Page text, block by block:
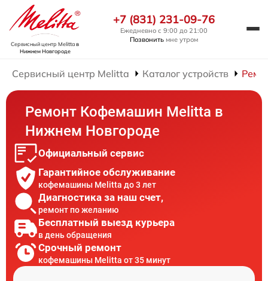
Сервисный центр Melittaв
Нижнем Новгороде
+7 (831) 231-09-76
Ежедневно с 9:00 до 21:00
Позвонить мне утром
Сервисный центр Melitta Каталог устройств
Ремонт Кофемашин Melitta в
Нижнем Новгороде
Официальный сервис
Гарантийное обслуживание
кофемашины Melitta до 3 лет
Диагностика за наш счет,
ремонт по желанию
Бесплатный выезд курьера
в день обращения
Срочный ремонт
кофемашины Melitta от 35 минут